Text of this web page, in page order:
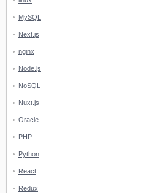
MySQL
Next.js
nginx
Node.js
NoSQL
Nuxt.js
Oracle
PHP
Python
React
Redux